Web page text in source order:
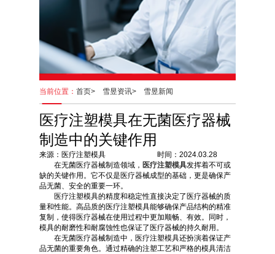
当前位置： 首页> 雪昱资讯> 雪昱新闻
医疗注塑模具在无菌医疗器械
制造中的关键作用
来源：医疗注塑模具 时间：2024.03.28
在无菌医疗器械制造领域， 医疗注塑模具发挥着不可或
缺的关键作用。它不仅是医疗器械成型的基础，更是确保产
品无菌、安全的重要一环。
医疗注塑模具的精度和稳定性直接决定了医疗器械的质
量和性能。高品质的医疗注塑模具能够确保产品结构的精准
复制，使得医疗器械在使用过程中更加顺畅、有效。同时，
模具的耐磨性和耐腐蚀性也保证了医疗器械的持久耐用。
在无菌医疗器械制造中，医疗注塑模具还扮演着保证产
品无菌的重要角色。通过精确的注塑工艺和严格的模具清洁